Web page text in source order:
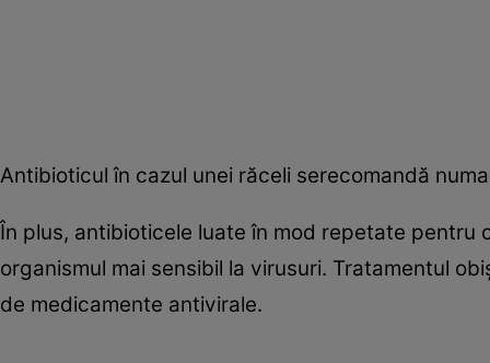
Antibioticul în cazul unei răceli serecomandă
În plus, antibioticele luate în mod repetate pentru
organismul mai sensibil la virusuri. Tratamentul
de medicamente antivirale.